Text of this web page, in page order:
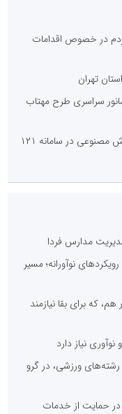
در خصوص اقدامات
مانور سراسری طرح مهتاب
رونمایی از پاسخگویی هوشمند مبتنی بر هوش مصنوعی در سامانه ۱۲۱
مدارس فردا
نوآورانه؛ مسیر
که برای بقا نیازمند
نیاز دارد
ورزشی، در گرو
در حمایت از خدمات